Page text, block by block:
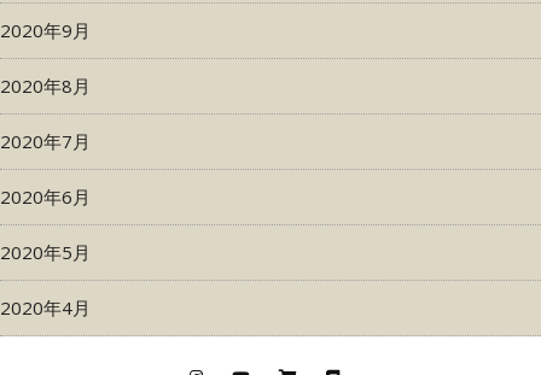
2020年9月
2020年8月
2020年7月
2020年6月
2020年5月
2020年4月